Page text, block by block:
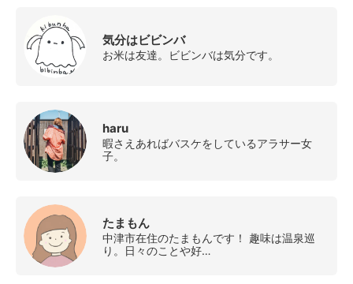
気分はビビンバ
お米は友達。ビビンバは気分です。
haru
暇さえあればバスケをしているアラサー女
子。
たまもん
中津市在住のたまもんです！ 趣味は温泉巡
り。日々のことや好…